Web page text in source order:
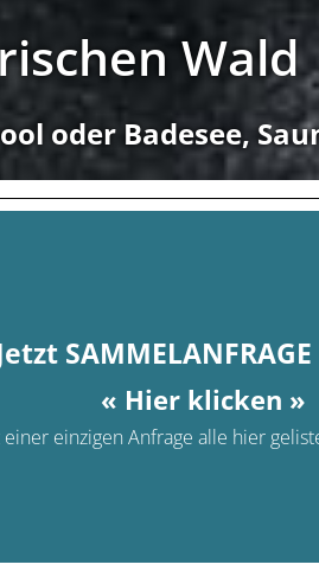
Wald
oder Badesee,
« Hier klicken »
einzigen Anfrage alle hier